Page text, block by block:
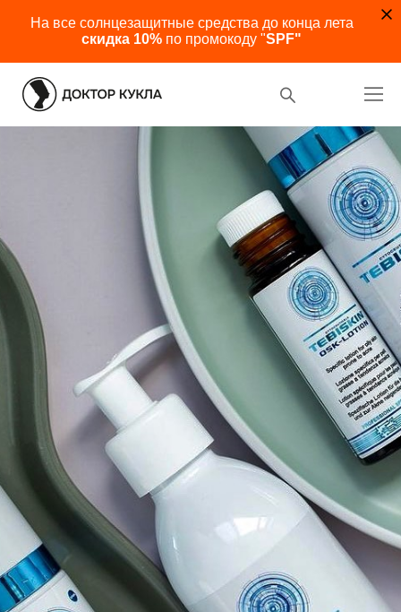
На все солнцезащитные средства до конца лета
скидка 10% по промокоду "SPF"